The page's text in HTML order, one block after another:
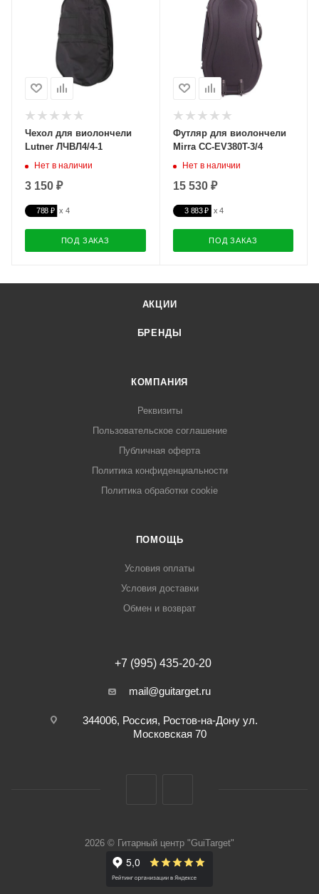
Чехол для виолончели
Lutner ЛЧВЛ4/4-1
Нет в наличии
3 150 ₽
788 ₽
ПОД ЗАКАЗ
Футляр для виолончели
Mirra CC-EV380T-3/4
Нет в наличии
15 530 ₽
3 883 ₽
ПОД ЗАКАЗ
АКЦИИ
БРЕНДЫ
КОМПАНИЯ
Реквизиты
Пользовательское соглашение
Публичная оферта
Политика конфиденциальности
Политика обработки cookie
ПОМОЩЬ
Условия оплаты
Условия доставки
Обмен и возврат
+7 (995) 435-20-20
mail@guitarget.ru
344006, Россия, Ростов-на-Дону ул.
Московская 70
2026 © Гитарный центр "GuiTarget"